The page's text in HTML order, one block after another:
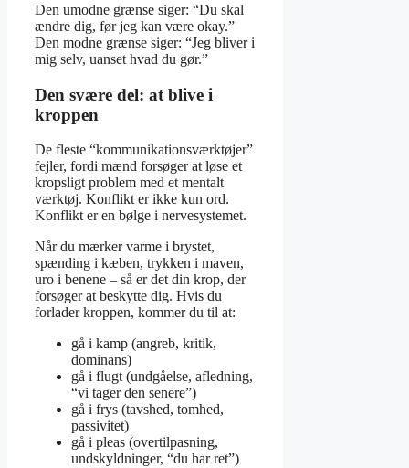
Den umodne grænse siger: “Du skal
ændre dig, før jeg kan være okay.”
Den modne grænse siger: “Jeg bliver i
mig selv, uanset hvad du gør.”
Den svære del: at blive i
kroppen
De fleste “kommunikationsværktøjer”
fejler, fordi mænd forsøger at løse et
kropsligt problem med et mentalt
værktøj. Konflikt er ikke kun ord.
Konflikt er en bølge i nervesystemet.
Når du mærker varme i brystet,
spænding i kæben, trykken i maven,
uro i benene – så er det din krop, der
forsøger at beskytte dig. Hvis du
forlader kroppen, kommer du til at:
gå i kamp (angreb, kritik,
dominans)
gå i flugt (undgåelse, afledning,
“vi tager den senere”)
gå i frys (tavshed, tomhed,
passivitet)
gå i pleas (overtilpasning,
undskyldninger, “du har ret”)